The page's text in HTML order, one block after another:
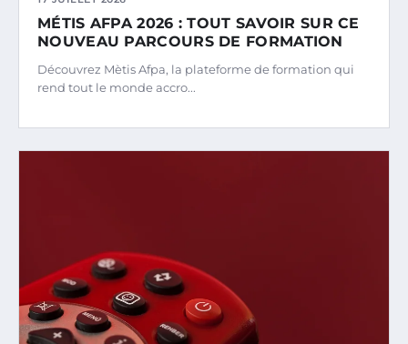
MÉTIS AFPA 2026 : TOUT SAVOIR SUR CE
NOUVEAU PARCOURS DE FORMATION
Découvrez Mètis Afpa, la plateforme de formation qui
rend tout le monde accro...